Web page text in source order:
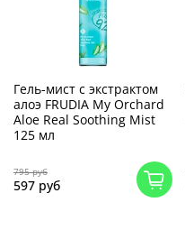
Гель-мист с экстрактом
алоэ FRUDIA My Orchard
Aloe Real Soothing Mist
125 мл
795 руб
597 руб